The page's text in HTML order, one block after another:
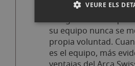
mínima constante, lo
fotógrafo la
su equipo nunca se
propia voluntad.
es el equipo, más
VEURE ELS